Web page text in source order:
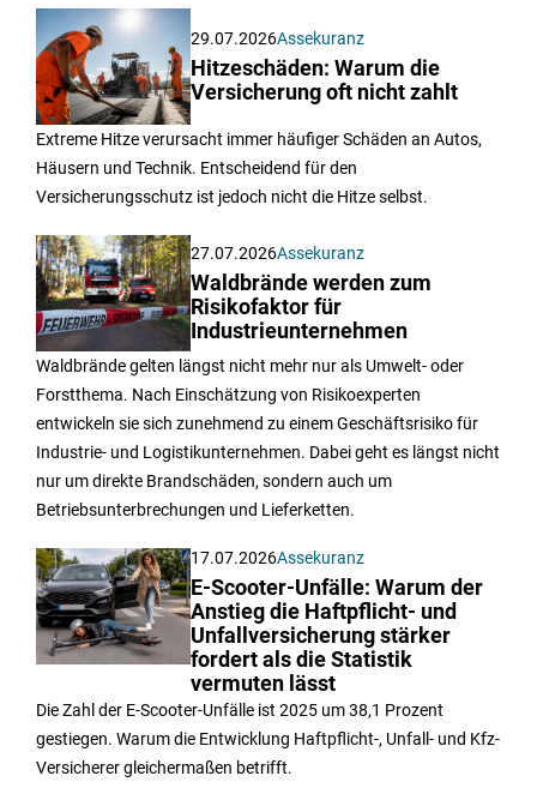
29.07.2026Assekuranz
Hitzeschäden: Warum die
Versicherung oft nicht zahlt
Extreme Hitze verursacht immer häufiger Schäden an Autos,
Häusern und Technik. Entscheidend für den
Versicherungsschutz ist jedoch nicht die Hitze selbst.
27.07.2026Assekuranz
Waldbrände werden zum
Risikofaktor für
Industrieunternehmen
Waldbrände gelten längst nicht mehr nur als Umwelt- oder
Forstthema. Nach Einschätzung von Risikoexperten
entwickeln sie sich zunehmend zu einem Geschäftsrisiko für
Industrie- und Logistikunternehmen. Dabei geht es längst nicht
nur um direkte Brandschäden, sondern auch um
Betriebsunterbrechungen und Lieferketten.
17.07.2026Assekuranz
E-Scooter-Unfälle: Warum der
Anstieg die Haftpflicht- und
Unfallversicherung stärker
fordert als die Statistik
vermuten lässt
Die Zahl der E-Scooter-Unfälle ist 2025 um 38,1 Prozent
gestiegen. Warum die Entwicklung Haftpflicht-, Unfall- und Kfz-
Versicherer gleichermaßen betrifft.